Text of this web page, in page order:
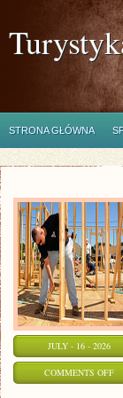
STRONA GŁÓWNA
JULY - 16 - 2026
COMMENTS OFFON